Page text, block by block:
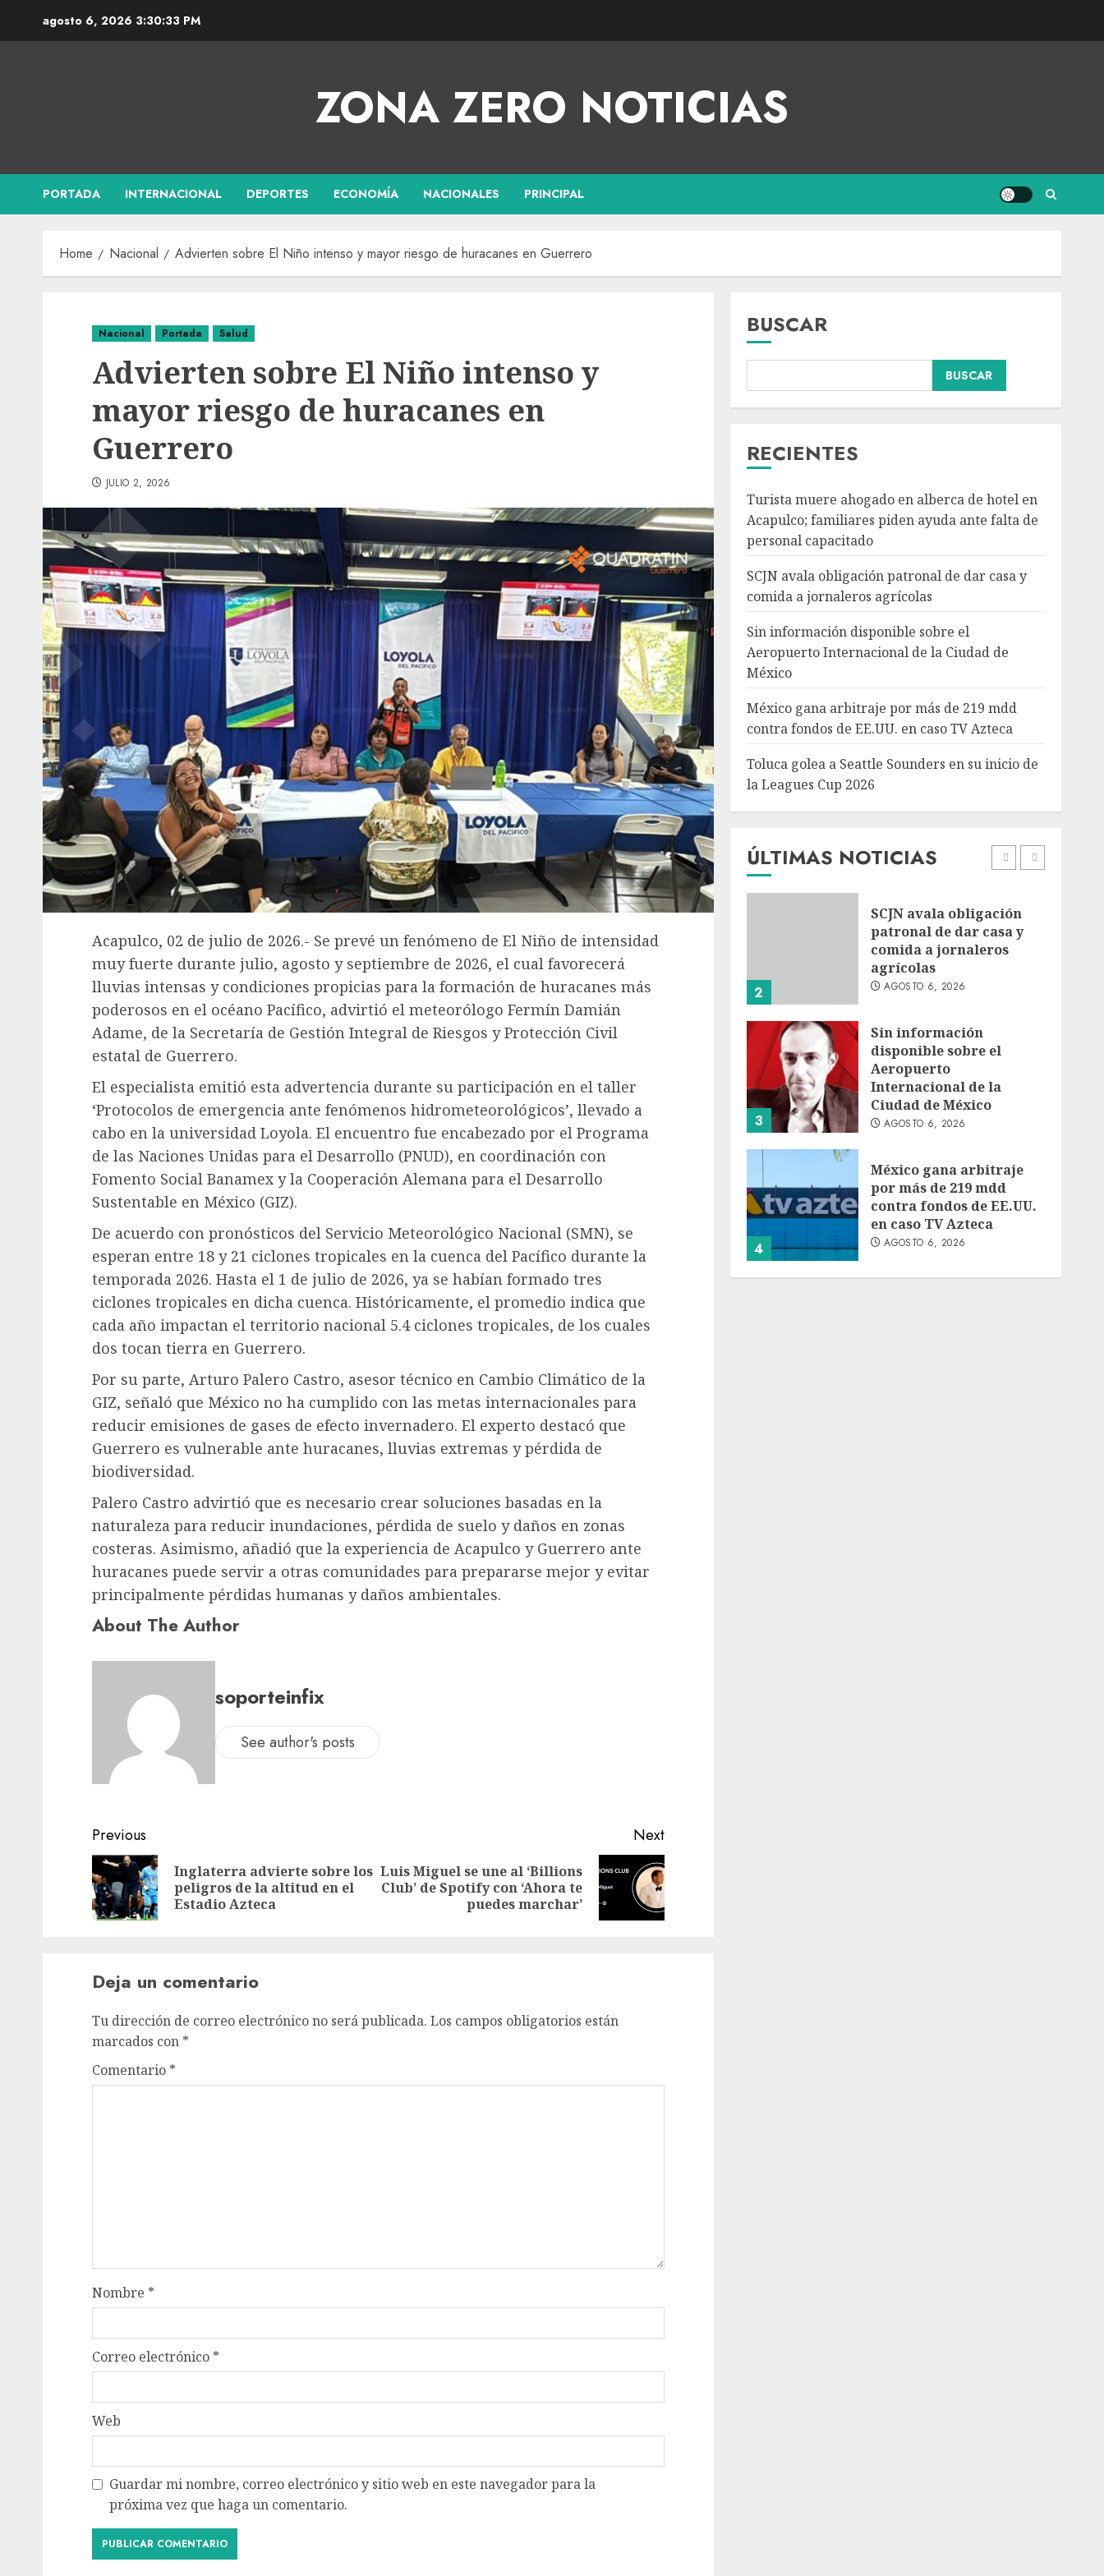
agosto 6, 2026 3:30:33 PM
ZONA ZERO NOTICIAS
PORTADA INTERNACIONAL DEPORTES ECONOMÍA NACIONALES PRINCIPAL
Home Nacional Advierten sobre El Niño intenso y mayor riesgo de huracanes en Guerrero
Nacional Portada Salud
Advierten sobre El Niño intenso y
mayor riesgo de huracanes en
Guerrero
JULIO 2, 2026
Acapulco, 02 de julio de 2026.- Se prevé un fenómeno de El Niño de intensidad
muy fuerte durante julio, agosto y septiembre de 2026, el cual favorecerá
lluvias intensas y condiciones propicias para la formación de huracanes más
poderosos en el océano Pacífico, advirtió el meteorólogo Fermín Damián
Adame, de la Secretaría de Gestión Integral de Riesgos y Protección Civil
estatal de Guerrero.
El especialista emitió esta advertencia durante su participación en el taller
‘Protocolos de emergencia ante fenómenos hidrometeorológicos’, llevado a
cabo en la universidad Loyola. El encuentro fue encabezado por el Programa
de las Naciones Unidas para el Desarrollo (PNUD), en coordinación con
Fomento Social Banamex y la Cooperación Alemana para el Desarrollo
Sustentable en México (GIZ).
De acuerdo con pronósticos del Servicio Meteorológico Nacional (SMN), se
esperan entre 18 y 21 ciclones tropicales en la cuenca del Pacífico durante la
temporada 2026. Hasta el 1 de julio de 2026, ya se habían formado tres
ciclones tropicales en dicha cuenca. Históricamente, el promedio indica que
cada año impactan el territorio nacional 5.4 ciclones tropicales, de los cuales
dos tocan tierra en Guerrero.
Por su parte, Arturo Palero Castro, asesor técnico en Cambio Climático de la
GIZ, señaló que México no ha cumplido con las metas internacionales para
reducir emisiones de gases de efecto invernadero. El experto destacó que
Guerrero es vulnerable ante huracanes, lluvias extremas y pérdida de
biodiversidad.
Palero Castro advirtió que es necesario crear soluciones basadas en la
naturaleza para reducir inundaciones, pérdida de suelo y daños en zonas
costeras. Asimismo, añadió que la experiencia de Acapulco y Guerrero ante
huracanes puede servir a otras comunidades para prepararse mejor y evitar
principalmente pérdidas humanas y daños ambientales.
About The Author
soporteinfix
See author's posts
Previous
Inglaterra advierte sobre los
peligros de la altitud en el
Estadio Azteca
Next
Luis Miguel se une al ‘Billions
Club’ de Spotify con ‘Ahora te
puedes marchar’
Deja un comentario
Tu dirección de correo electrónico no será publicada. Los campos obligatorios están
marcados con *
Comentario *
Nombre *
Correo electrónico *
Web
Guardar mi nombre, correo electrónico y sitio web en este navegador para la
próxima vez que haga un comentario.
BUSCAR
BUSCAR
RECIENTES
Turista muere ahogado en alberca de hotel en
Acapulco; familiares piden ayuda ante falta de
personal capacitado
SCJN avala obligación patronal de dar casa y
comida a jornaleros agrícolas
Sin información disponible sobre el
Aeropuerto Internacional de la Ciudad de
México
México gana arbitraje por más de 219 mdd
contra fondos de EE.UU. en caso TV Azteca
Toluca golea a Seattle Sounders en su inicio de
la Leagues Cup 2026
ÚLTIMAS NOTICIAS
Sin información
disponible sobre el
4
México gana arbitraje
por más de 219 mdd
en caso TV Azteca
AGOSTO 6, 2026
5
Sounders en su inicio de
la Leagues Cup 2026
AGOSTO 6, 2026
1
Turista muere ahogado
en alberca de hotel en
Acapulco; familiares
personal capacitado
AGOSTO 6, 2026
2
SCJN avala obligación
patronal de dar casa y
comida a jornaleros
agrícolas
AGOSTO 6, 2026
3
Sin información
disponible sobre el
Aeropuerto
Internacional de la
Ciudad de México
AGOSTO 6, 2026
4
México gana arbitraje
por más de 219 mdd
contra fondos de EE.UU.
en caso TV Azteca
AGOSTO 6, 2026